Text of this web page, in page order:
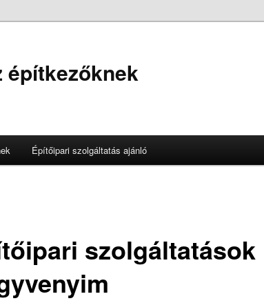
építkezőknek
Építőipari szolgáltatás ajánló
szolgáltatások